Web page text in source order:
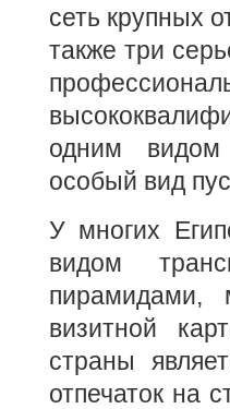
сеть крупных
также три
одним видом
особый вид
У многих
видом
визитной
страны
отпечаток на